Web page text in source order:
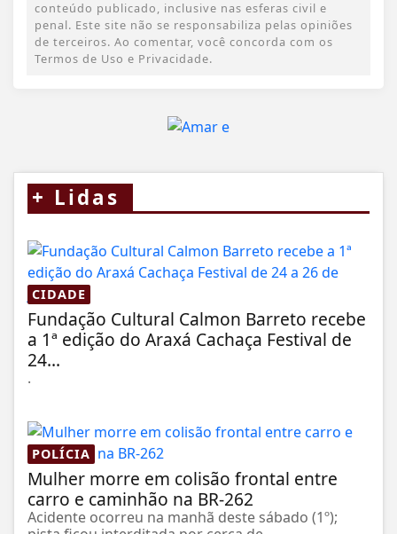
conteúdo publicado, inclusive nas esferas civil e
penal. Este site não se responsabiliza pelas opiniões
de terceiros. Ao comentar, você concorda com os
Termos de Uso e Privacidade.
+ Lidas
CIDADE
Fundação Cultural Calmon Barreto recebe
a 1ª edição do Araxá Cachaça Festival de
24...
.
POLÍCIA
Mulher morre em colisão frontal entre
carro e caminhão na BR-262
Acidente ocorreu na manhã deste sábado (1º);